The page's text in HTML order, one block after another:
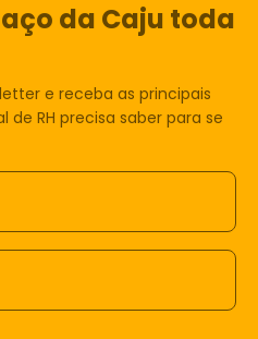
da Caju toda
e receba as principais
de RH precisa saber para se